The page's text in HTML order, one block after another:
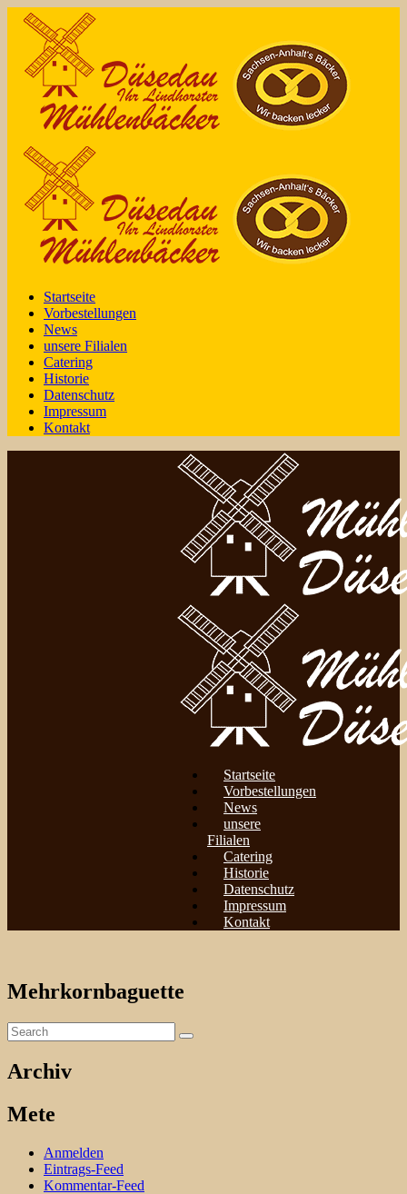
Startseite
Vorbestellungen
News
unsere Filialen
Catering
Historie
Datenschutz
Impressum
Kontakt
Startseite
Vorbestellungen
News
unsere
Filialen
Catering
Historie
Datenschutz
Impressum
Kontakt
Mehrkornbaguette
Archiv
Mete
Anmelden
Eintrags-Feed
Kommentar-Feed